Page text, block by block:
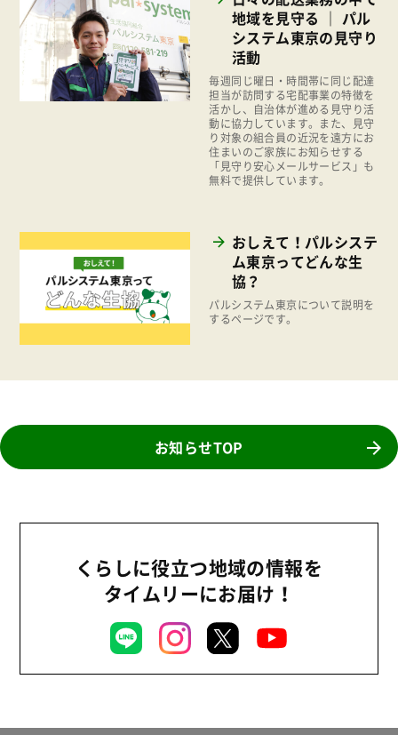
いなぎめぐみの里山
ぱる★キッズ
パルシステムでんき
陽だまり
地場野菜
2018年
2017年
2016年
2015年
地域を見守る ｜ パル
システム東京の見守り
活動
毎週同じ曜日・時間帯に同じ配達
担当が訪問する宅配事業の特徴を
活かし、自治体が進める見守り活
動に協力しています。また、見守
り対象の組合員の近況を遠方にお
住まいのご家族にお知らせする
「見守り安心メールサービス」も
無料で提供しています。
おしえて！パルシステ
ム東京ってどんな生
協？
パルシステム東京について説明を
するページです。
お知らせTOP
くらしに役立つ地域の情報を
タイムリーにお届け！